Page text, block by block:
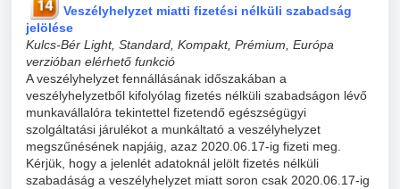
Veszélyhelyzet miatti fizetési nélküli szabadság
jelölése
Kulcs-Bér Light, Standard, Kompakt, Prémium, Európa
verzióban elérhető funkció
A veszélyhelyzet fennállásának időszakában a
veszélyhelyzetből kifolyólag fizetés nélküli szabadságon lévő
munkavállalóra tekintettel fizetendő egészségügyi
szolgáltatási járulékot a munkáltató a veszélyhelyzet
megszűnésének napjáig, azaz 2020.06.17-ig fizeti meg.
Kérjük, hogy a jelenlét adatoknál jelölt fizetés nélküli
szabadáság a veszélyhelyzet miatt soron csak 2020.06.17-ig